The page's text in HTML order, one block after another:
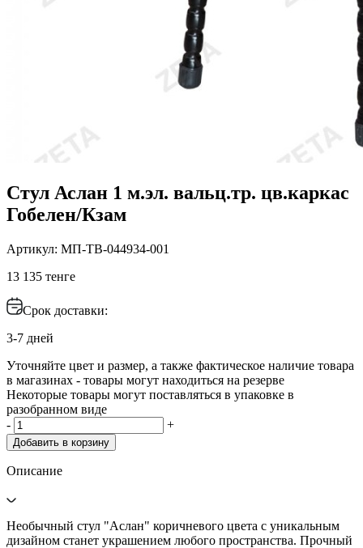
Стул Аслан 1 м.эл. вальц.тр. цв.каркас
Гобелен/Кзам
Артикул: МП-ТВ-044934-001
13 135 тенге
Срок доставки:
3-7 дней
Уточняйте цвет и размер, а также фактическое наличие товара
в магазинах - товары могут находиться на резерве
Некоторые товары могут поставляться в упаковке в
разобранном виде
-
+
Добавить в корзину
Описание
Необычный стул "Аслан" коричневого цвета с уникальным
дизайном станет украшением любого пространства. Прочный